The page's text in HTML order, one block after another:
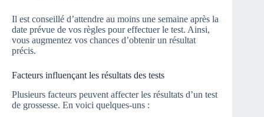
Il est conseillé d’attendre au moins une semaine après la
date prévue de vos règles pour effectuer le test. Ainsi,
vous augmentez vos chances d’obtenir un résultat
précis.
Facteurs influençant les résultats des tests
Plusieurs facteurs peuvent affecter les résultats d’un test
de grossesse. En voici quelques-uns :